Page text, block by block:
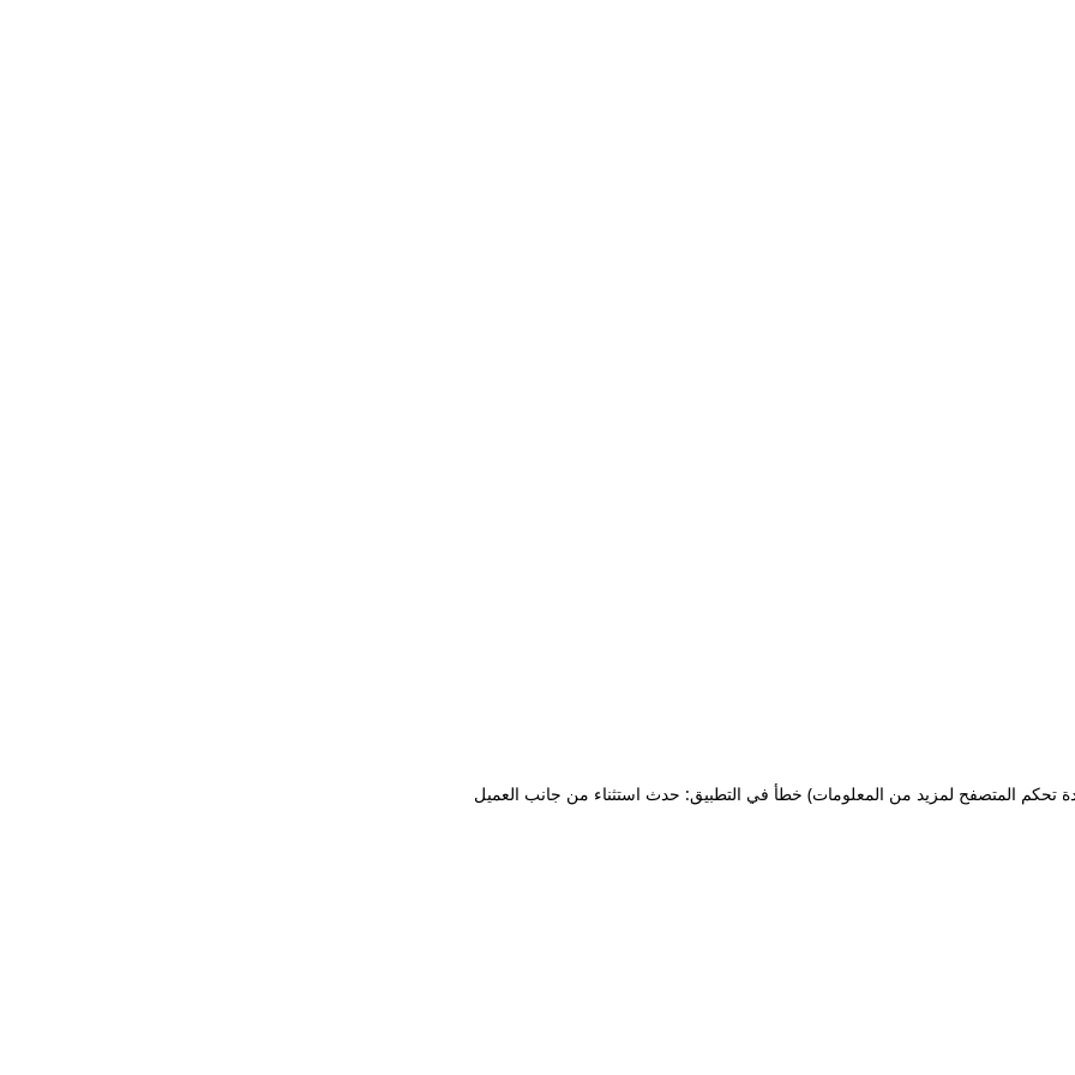
خطأ في التطبيق: حدث استثناء من جانب العميل تحكم المتصفح لمزيد من المعلومات)